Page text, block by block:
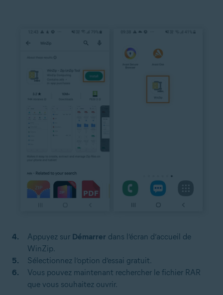
Appuyez sur Démarrer dans l’écran d’accueil de
WinZip.
Sélectionnez l’option d’essai gratuit.
Vous pouvez maintenant rechercher le fichier RAR
que vous souhaitez ouvrir.